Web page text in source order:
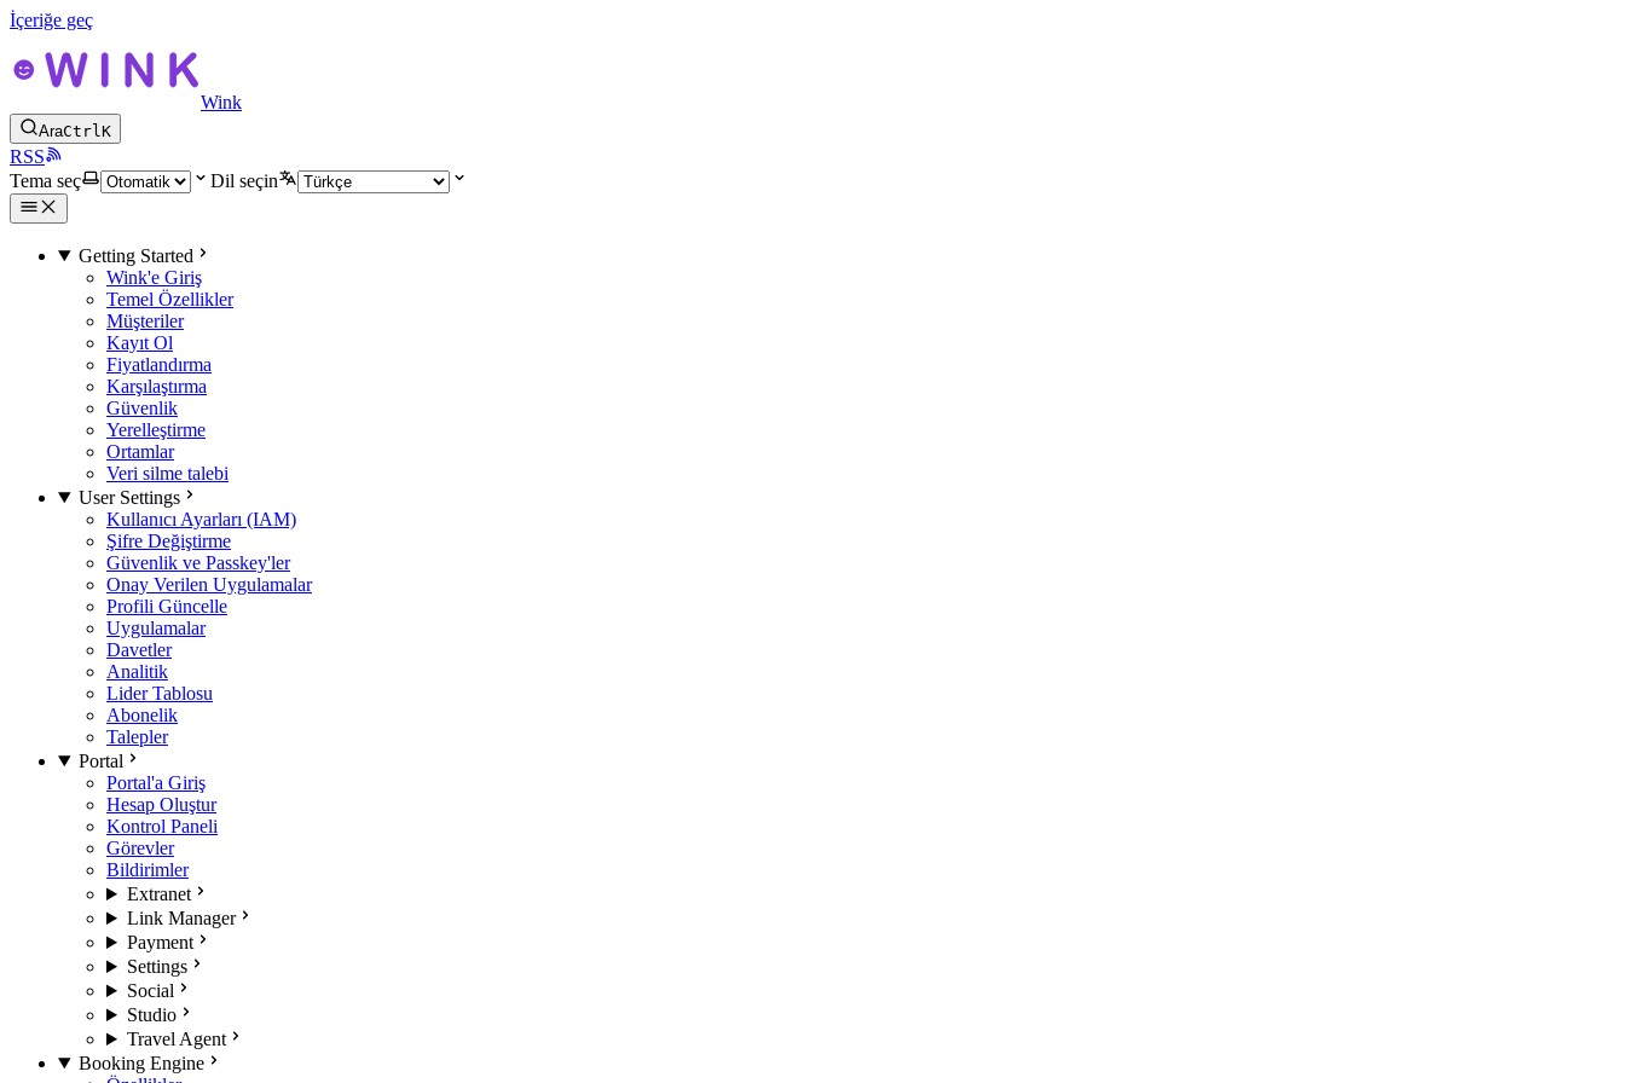
İçeriğe geç
Wink
AraCtrlK
RSS
Tema seç
Dil seçin
Getting Started
Wink'e Giriş
Temel Özellikler
Müşteriler
Kayıt Ol
Fiyatlandırma
Karşılaştırma
Güvenlik
Yerelleştirme
Ortamlar
Veri silme talebi
User Settings
Kullanıcı Ayarları (IAM)
Şifre Değiştirme
Güvenlik ve Passkey'ler
Onay Verilen Uygulamalar
Profili Güncelle
Uygulamalar
Davetler
Analitik
Lider Tablosu
Abonelik
Talepler
Portal
Portal'a Giriş
Hesap Oluştur
Kontrol Paneli
Görevler
Bildirimler
Extranet
Link Manager
Payment
Settings
Social
Studio
Travel Agent
Booking Engine